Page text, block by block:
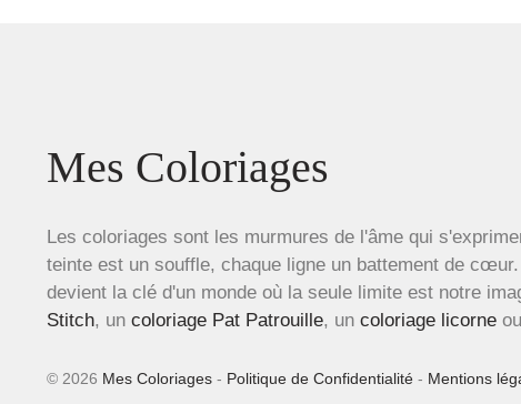
Mes Coloriages
Les coloriages sont les murmures de l'âme qui
teinte est un souffle, chaque ligne un battement de
devient la clé d'un monde où la seule limite est notre
Stitch, un coloriage Pat Patrouille, un coloriage licorne
© 2026 Mes Coloriages - Politique de Confidentialité - Mentions